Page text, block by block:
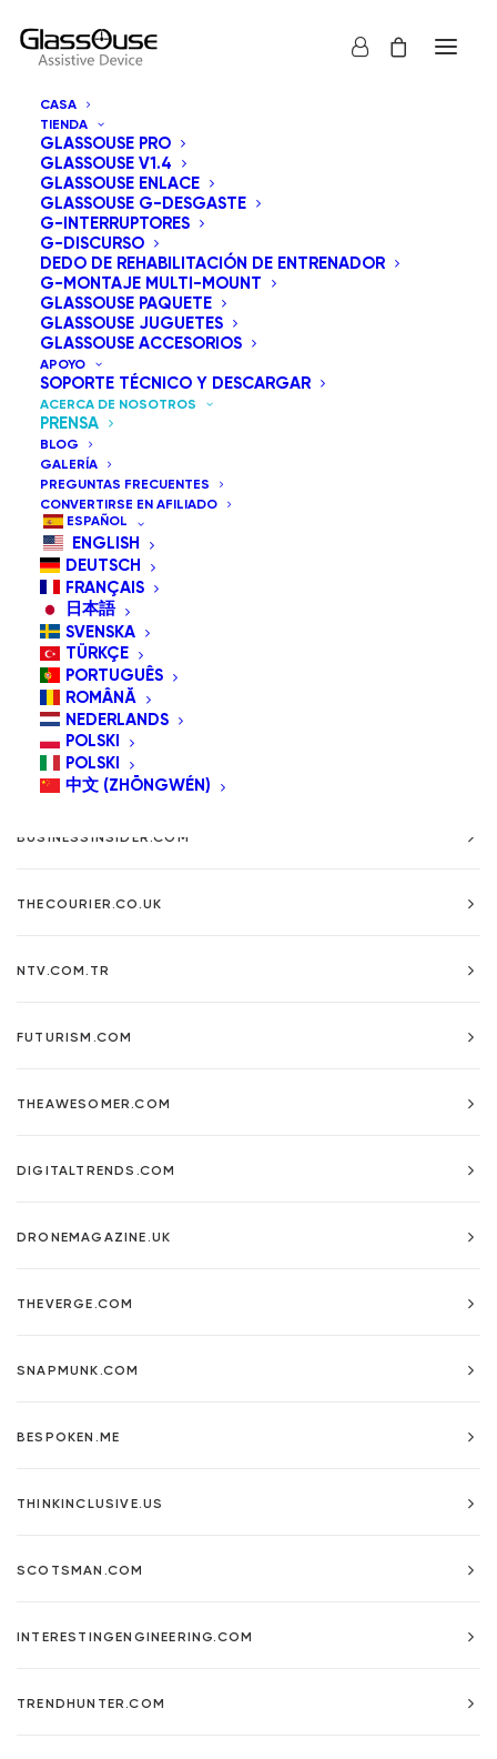
CASA
TIENDA
GLASSOUSE PRO
GLASSOUSE V1.4
GLASSOUSE ENLACE
GLASSOUSE G-DESGASTE
G-INTERRUPTORES
G-DISCURSO
DEDO DE REHABILITACIÓN DE ENTRENADOR
G-MONTAJE MULTI-MOUNT
GLASSOUSE PAQUETE
GLASSOUSE JUGUETES
GLASSOUSE ACCESORIOS
APOYO
SOPORTE TÉCNICO Y DESCARGAR
ACERCA DE NOSOTROS
PRENSA
BLOG
GALERÍA
PREGUNTAS FRECUENTES
CONVERTIRSE EN AFILIADO
ESPAÑOL
ENGLISH
DEUTSCH
FRANÇAIS
日本語
SVENSKA
TÜRKÇE
PORTUGUÊS
ROMÂNĂ
NEDERLANDS
POLSKI
POLSKI
中文 (ZHŌNGWÉN)
GLASSOUSE ON MEDIA
HYPETV.ES
Assistive Device ha lanzado al mercado, el pasado
16 de octubre, la nueva versión de su dispositivo
bluetooth que permite a gente discapacitada
utilizar el móvil, el ordenador y otros dispositivos
electrónicos sin necesidad de utilizar las manos.
READ MORE
MASHABLE.COM
BUSINESSINSIDER.COM
THECOURIER.CO.UK
NTV.COM.TR
FUTURISM.COM
THEAWESOMER.COM
DIGITALTRENDS.COM
DRONEMAGAZINE.UK
THEVERGE.COM
SNAPMUNK.COM
BESPOKEN.ME
THINKINCLUSIVE.US
SCOTSMAN.COM
INTERESTINGENGINEERING.COM
TRENDHUNTER.COM